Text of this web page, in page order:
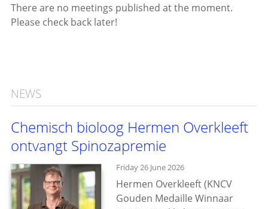
There are no meetings published at the moment.
Please check back later!
NEWS
Chemisch bioloog Hermen Overkleeft
ontvangt Spinozapremie
Friday 26 June 2026
Hermen Overkleeft (KNCV
Gouden Medaille Winnaar